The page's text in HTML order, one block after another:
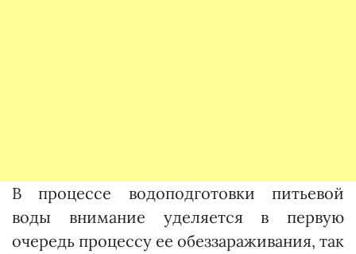
В процессе водоподготовки питьевой
воды внимание уделяется в первую
очередь процессу ее обеззараживания, так